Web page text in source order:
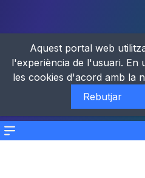
Menu
Aquest portal web
l'experiència de l'usuari. En
les cookies d'acord amb la
Rebutjar